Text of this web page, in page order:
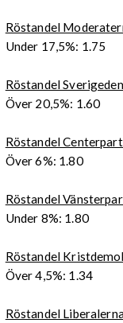
Röstandel
Under 17,5%: 1.75
Röstandel
Över 20,5%: 1.60
Röstandel
Över 6%: 1.80
Röstandel
Under 8%: 1.80
Röstandel
Över 4,5%: 1.34
Röstandel